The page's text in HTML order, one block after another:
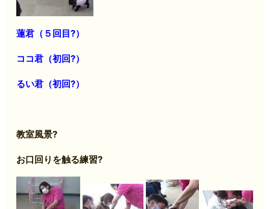
蓮君（５回目?）
ココ君（初回?）
るい君（初回?）
教室風景?
お口回りを触る練習?